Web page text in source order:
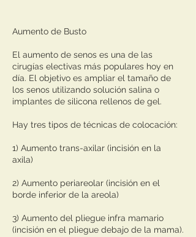
Aumento de Busto
El aumento de senos es una de las
cirugías electivas más populares hoy en
día. El objetivo es ampliar el tamaño de
los senos utilizando solución salina o
implantes de silicona rellenos de gel.
Hay tres tipos de técnicas de colocación:
1) Aumento trans-axilar (incisión en la
axila)
2) Aumento periareolar (incisión en el
borde inferior de la areola)
3) Aumento del pliegue infra mamario
(incisión en el pliegue debajo de la mama).